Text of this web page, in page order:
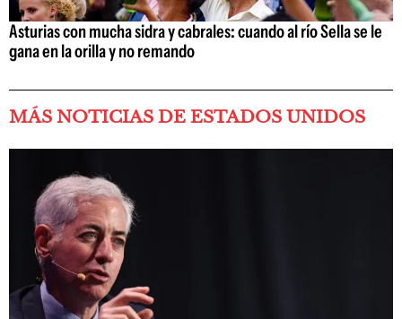
Asturias con mucha sidra y cabrales: cuando al río Sella se le
gana en la orilla y no remando
MÁS NOTICIAS DE ESTADOS UNIDOS